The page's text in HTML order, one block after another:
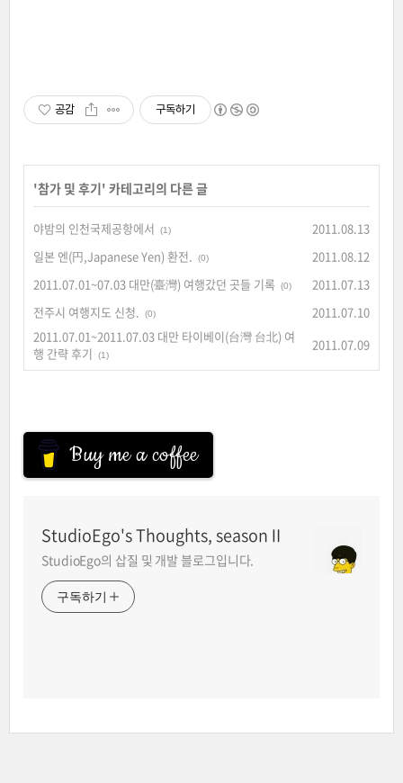
공감 구독하기
'참가 및 후기' 카테고리의 다른 글
야밤의 인천국제공항에서 (1)
2011.08.13
일본 엔(円,Japanese Yen) 환전.
(0)
2011.08.12
2011.07.01~07.03 대만(臺灣) 여행갔던 곳들 기록
(0)
2011.07.13
전주시 여행지도 신청.
(0)
2011.07.10
2011.07.01~2011.07.03 대만 타이베이(台灣 台北) 여
행 간략 후기
(1)
2011.07.09
Buy me a coffee
StudioEgo's Thoughts, seasonⅡ
StudioEgo의 삽질 및 개발 블로그입니다.
구독하기